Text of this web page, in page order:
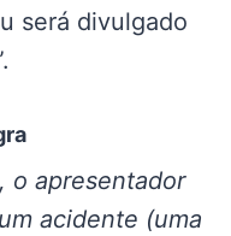
será divulgado
o apresentador
acidente (uma